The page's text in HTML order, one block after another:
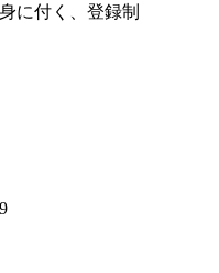
に付く、登録制